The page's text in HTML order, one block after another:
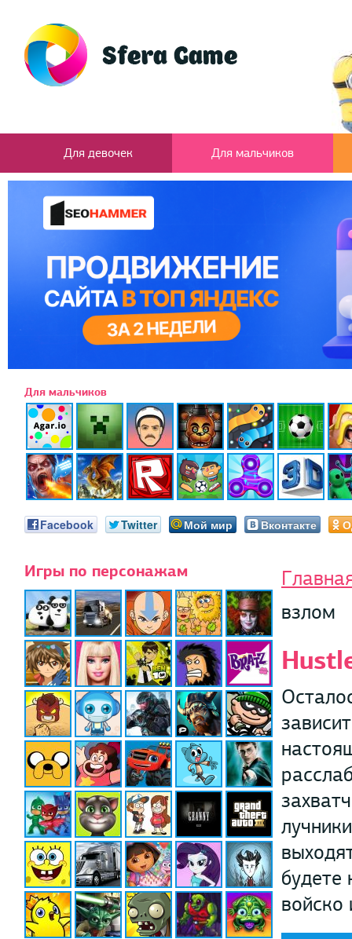
Для девочек Для мальчиков
Для мальчиков
Facebook Twitter Мой мир Вконтакте
Игры по персонажам
взлом
будете
войско